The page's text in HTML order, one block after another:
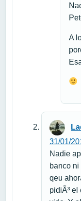
A
31/01/
Nadie
banco
qeu
pidiÃ³ el